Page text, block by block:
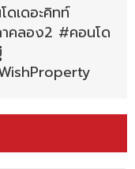
เดอะคิทท์
คลอง2 #คอนโด